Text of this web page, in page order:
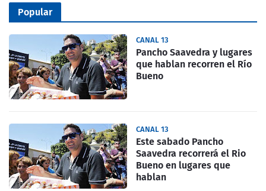
Popular
CANAL 13
Pancho Saavedra y lugares
que hablan recorren el Río
Bueno
CANAL 13
Este sabado Pancho
Saavedra recorrerá el Rio
Bueno en lugares que
hablan